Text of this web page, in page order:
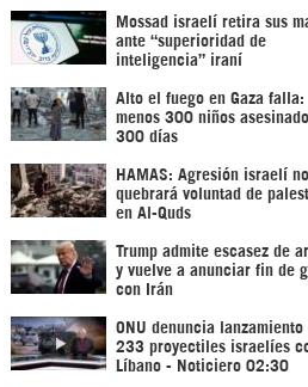
Mossad israelí retira sus
ante “superioridad de
inteligencia” iraní
Alto el fuego en Gaza falla:
menos 300 niños
300 días
HAMAS: Agresión israelí no
quebrará voluntad de
en Al-Quds
Trump admite escasez de
y vuelve a anunciar fin de
con Irán
ONU denuncia lanzamiento
233 proyectiles israelíes
Líbano - Noticiero 02:30